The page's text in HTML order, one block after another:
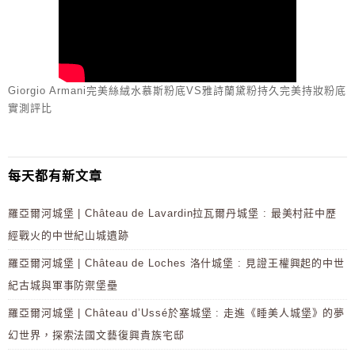
Giorgio Armani完美絲絨水慕斯粉底VS雅詩蘭黛粉持久完美持妝粉底
實測評比
每天都有新文章
羅亞爾河城堡 | Château de Lavardin拉瓦爾丹城堡 : 最美村莊中歷
經戰火的中世紀山城遺跡
羅亞爾河城堡 | Château de Loches 洛什城堡 : 見證王權興起的中世
紀古城與軍事防禦堡壘
羅亞爾河城堡 | Château d’Ussé於塞城堡 : 走進《睡美人城堡》的夢
幻世界，探索法國文藝復興貴族宅邸